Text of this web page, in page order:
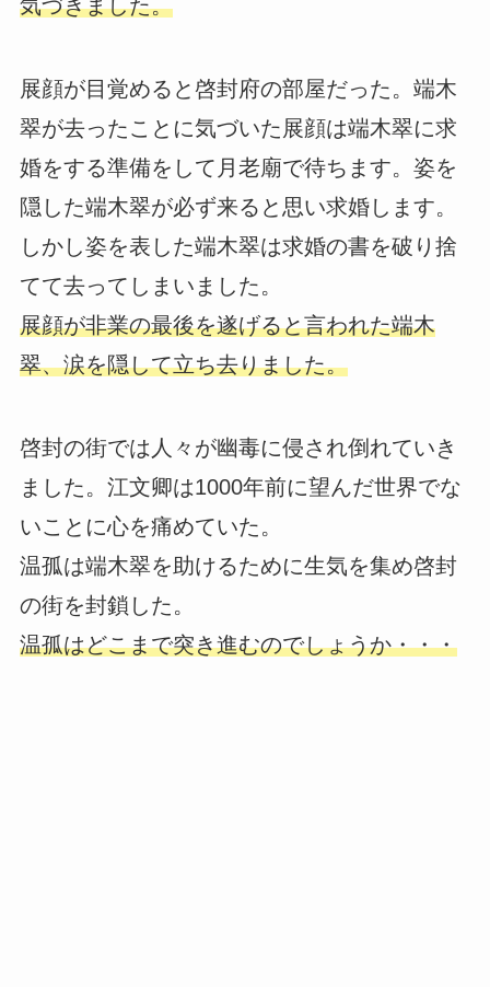
気づきました。
展顔が目覚めると啓封府の部屋だった。端木
翠が去ったことに気づいた展顔は端木翠に求
婚をする準備をして月老廟で待ちます。姿を
隠した端木翠が必ず来ると思い求婚します。
しかし姿を表した端木翠は求婚の書を破り捨
てて去ってしまいました。
展顔が非業の最後を遂げると言われた端木
翠、涙を隠して立ち去りました。
啓封の街では人々が幽毒に侵され倒れていき
ました。江文卿は1000年前に望んだ世界でな
いことに心を痛めていた。
温孤は端木翠を助けるために生気を集め啓封
の街を封鎖した。
温孤はどこまで突き進むのでしょうか・・・